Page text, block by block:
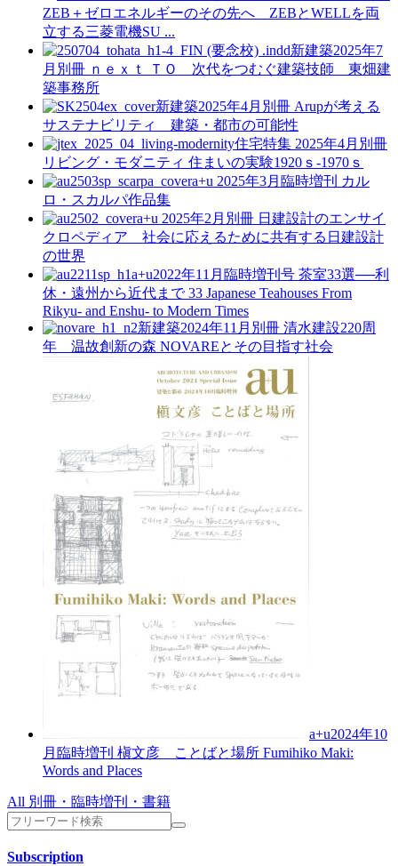
ZEB＋ゼロエネルギーのその先へ ZEBとWELLを両
立する三菱電機SU ...
新建築2025年7
月別冊 ｎｅｘｔ ＴＯ 次代をつむぐ建築技師 東畑建
築事務所
新建築2025年4月別冊 Arupが考える
サステナビリティ 建築・都市の可能性
住宅特集 2025年4月別冊
リビング・モダニティ 住まいの実験1920ｓ-1970ｓ
a+u 2025年3月臨時増刊 カル
ロ・スカルパ作品集
a+u 2025年2月別冊 日建設計のエンサイ
クロペディア 社会に応えるために共有する日建設計
の世界
a+u2022年11月臨時増刊号 茶室33選──利
休・遠州から近代まで 33 Japanese Teahouses From
Rikyu- and Enshu- to Modern Times
新建築2024年11月別冊 清水建設220周
年 温故創新の森 NOVAREとその目指す社会
a+u2024年10
月臨時増刊 槇文彦 ことばと場所 Fumihiko Maki:
Words and Places
All 別冊・臨時増刊・書籍
Subscription